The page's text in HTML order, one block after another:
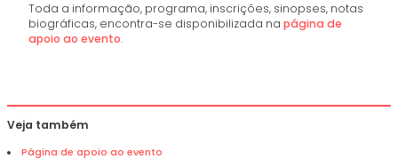
Toda a informação, programa, inscrições, sinopses, notas
biográficas, encontra-se disponibilizada napágina de
apoio ao evento.
Veja também
Página de apoio ao evento